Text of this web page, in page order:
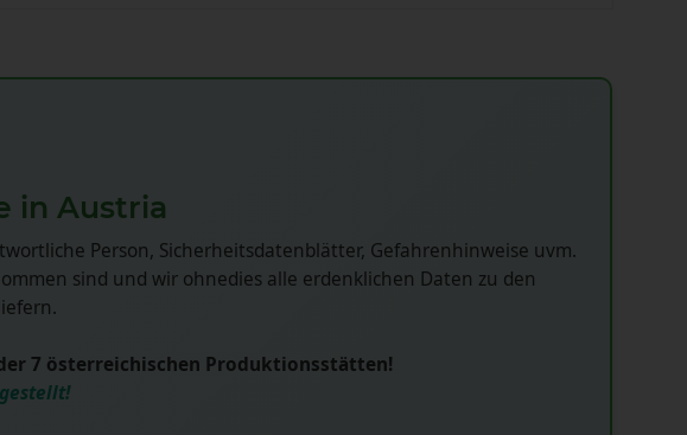
in Austria
Person, Sicherheitsdatenblätter, Gefahrenhinweise uvm.
sind und wir ohnedies alle erdenklichen Daten zu den
7 österreichischen Produktionsstätten!